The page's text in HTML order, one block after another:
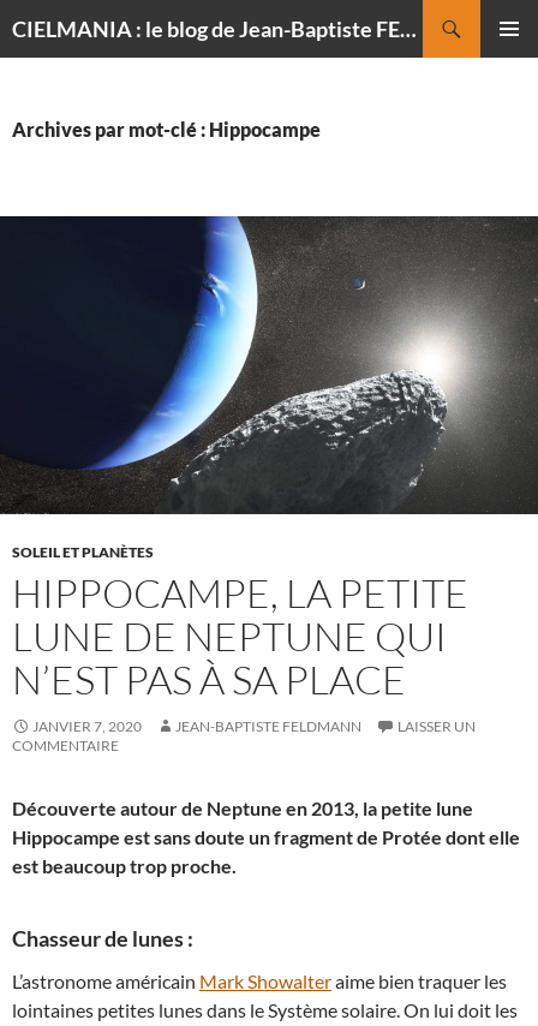
CIELMANIA : le blog de Jean-Baptiste FELDMANN, photographe du ciel
Archives par mot-clé : Hippocampe
SOLEIL ET PLANÈTES
HIPPOCAMPE, LA PETITE
LUNE DE NEPTUNE QUI
N’EST PAS À SA PLACE
JANVIER 7, 2020 JEAN-BAPTISTE FELDMANN
LAISSER UN
COMMENTAIRE
Découverte autour de Neptune en 2013, la petite lune
Hippocampe est sans doute un fragment de Protée dont elle
est beaucoup trop proche.
Chasseur de lunes :
L’astronome américain Mark Showalteraime bien traquer les
lointaines petites lunes dans le Système solaire. On lui doit les